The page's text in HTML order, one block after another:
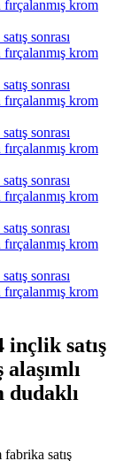
inçlik satış
dudaklı
fabrika satış